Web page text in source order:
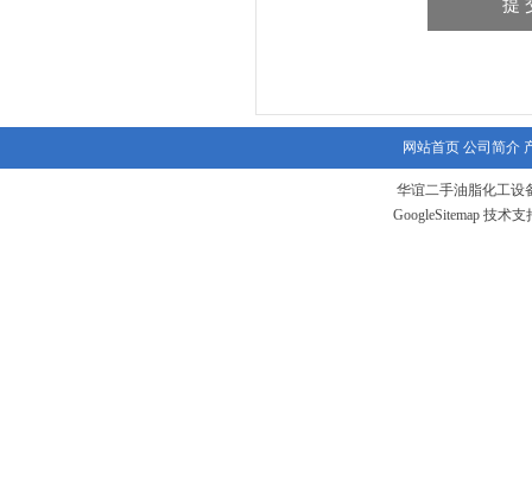
网站首页 公司简介
华谊二手油脂化工设
GoogleSitemap 技术支